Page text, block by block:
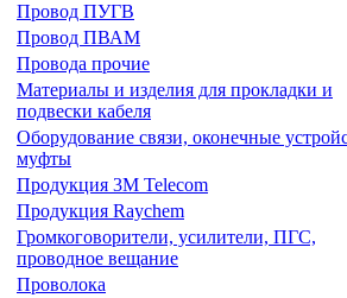
Провод ПУГВ
Провод ПВАМ
Провода прочие
Материалы и изделия для прокладки и
подвески кабеля
Оборудование связи, оконечные
муфты
Продукция 3М Telecom
Продукция Raychem
Громкоговорители, усилители, ПГС,
проводное вещание
Проволока